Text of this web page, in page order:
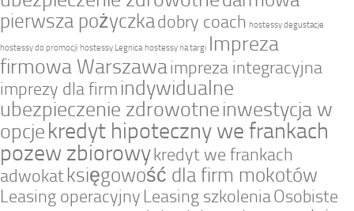
pierwsza pożyczkadobry coach hostessy degustacje
hostessy do promocji hostessy Legnica hostessy na targi Impreza
firmowa Warszawaimpreza integracyjna
imprezy dla firm indywidualne
ubezpieczenie zdrowotneinwestycja w
opcjekredyt hipoteczny we frankach
pozew zbiorowykredyt we frankach
adwokatksięgowość dla firm mokotów
Leasing operacyjny Leasing szkoleniaOsobiste